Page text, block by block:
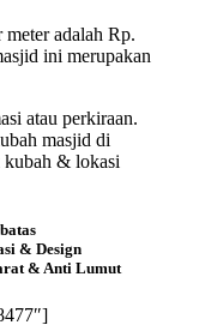
adalah Rp.
ini merupakan
atau perkiraan.
masjid di
kubah & lokasi
& Design
& Anti Lumut